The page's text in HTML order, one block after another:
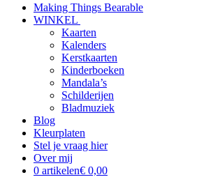
Off
canvas
Making Things Bearable
WINKEL
Kaarten
Kalenders
Kerstkaarten
Kinderboeken
Mandala’s
Schilderijen
Bladmuziek
Blog
Kleurplaten
Stel je vraag hier
Over mij
0 artikelen€ 0,00